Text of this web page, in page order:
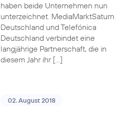
haben beide Unternehmen nun
unterzeichnet. MediaMarktSaturn
Deutschland und Telefónica
Deutschland verbindet eine
langjährige Partnerschaft, die in
diesem Jahr ihr […]
02. August 2018